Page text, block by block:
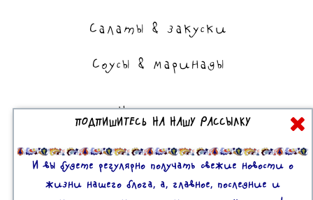
Салаты & закуски
Соусы & маринады
На сладкое
Торты, пирожные, выпечка
Десерты
ПОДПИШИТЕСЬ НА НАШУ РАССЫЛКУ
И вы будете регулярно получать свежие новости о
жизни нашего блога, а, главное, последние и